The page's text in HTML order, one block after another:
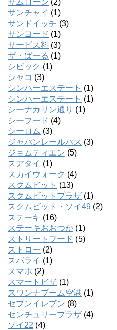
サンチャイ (1)
サンドイッチ (3)
サンヨード (1)
サービス料 (3)
ザ・ばーる (1)
シビック (1)
シャコ (3)
シンハーエステート (1)
シンハーエステート (1)
シーナカリン通り (1)
シーフード (4)
シーロム (3)
ジャパンレールパス (3)
ジョムティエン (5)
スアタイ (1)
スカイウォーク (4)
スクムビット (13)
スクムビットプラザ (1)
スクムビット・ソイ49 (2)
ステーキ (16)
ステーキおおつか (1)
ストリートフード (5)
ストロー (2)
スパライ (1)
スマホ (2)
スマートビザ (1)
スワンナプーム空港 (1)
セブンイレブン (8)
センチュリープラザ (4)
ソイ22 (4)